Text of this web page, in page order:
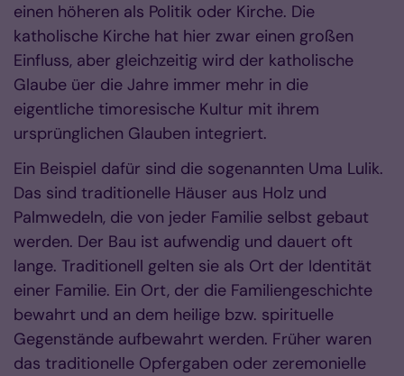
einen höheren als Politik oder Kirche. Die
katholische Kirche hat hier zwar einen großen
Einfluss, aber gleichzeitig wird der katholische
Glaube üer die Jahre immer mehr in die
eigentliche timoresische Kultur mit ihrem
ursprünglichen Glauben integriert.
Ein Beispiel dafür sind die sogenannten Uma Lulik.
Das sind traditionelle Häuser aus Holz und
Palmwedeln, die von jeder Familie selbst gebaut
werden. Der Bau ist aufwendig und dauert oft
lange. Traditionell gelten sie als Ort der Identität
einer Familie. Ein Ort, der die Familiengeschichte
bewahrt und an dem heilige bzw. spirituelle
Gegenstände aufbewahrt werden. Früher waren
das traditionelle Opfergaben oder zeremonielle